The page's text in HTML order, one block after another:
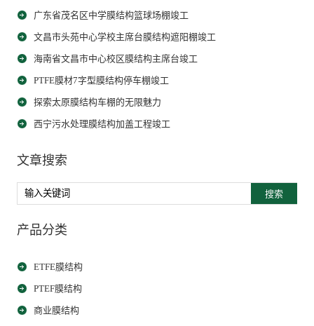
广东省茂名区中学膜结构篮球场棚竣工
文昌市头苑中心学校主席台膜结构遮阳棚竣工
海南省文昌市中心校区膜结构主席台竣工
PTFE膜材7字型膜结构停车棚竣工
探索太原膜结构车棚的无限魅力
西宁污水处理膜结构加盖工程竣工
文章搜索
搜索
产品分类
ETFE膜结构
PTEF膜结构
商业膜结构